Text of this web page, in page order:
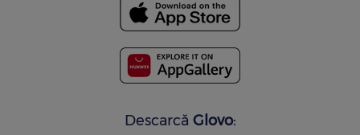
Descarcă Glovo: